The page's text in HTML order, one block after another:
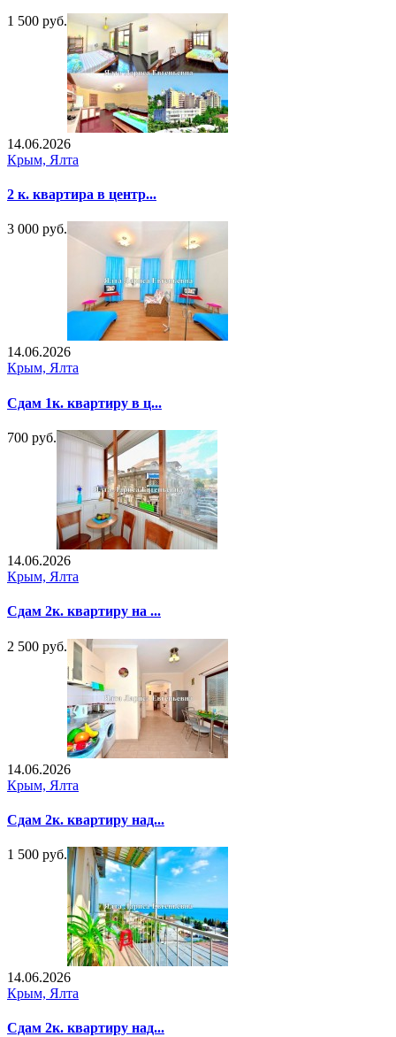
1 500 руб.
14.06.2026
Крым, Ялта
2 к. квартира в центр...
3 000 руб.
14.06.2026
Крым, Ялта
Сдам 1к. квартиру в ц...
700 руб.
14.06.2026
Крым, Ялта
Сдам 2к. квартиру на ...
2 500 руб.
14.06.2026
Крым, Ялта
Сдам 2к. квартиру над...
1 500 руб.
14.06.2026
Крым, Ялта
Сдам 2к. квартиру над...